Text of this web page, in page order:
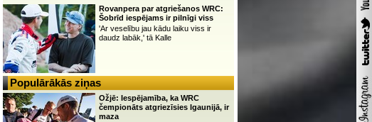
Rovanpera par atgriešanos WRC:
Šobrīd iespējams ir pilnīgi viss
'Ar veselību jau kādu laiku viss ir
daudz labāk,' tā Kalle
Populārākās ziņas
Ožjē: Iespējamība, ka WRC
čempionāts atgriezīsies Igaunijā, ir
maza